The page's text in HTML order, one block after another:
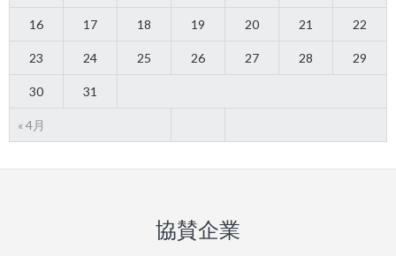
« 4月
16 17 18 19 20 21 22
23 24 25 26 27 28 29
30 31
協賛企業